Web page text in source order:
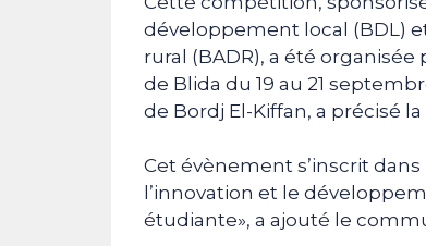
développement local (BDL)
rural (BADR), a été
de Blida du 19 au 21
de Bordj El-Kiffan, a précisé
Cet évènement s’inscrit
l’innovation et le
étudiante», a ajouté le